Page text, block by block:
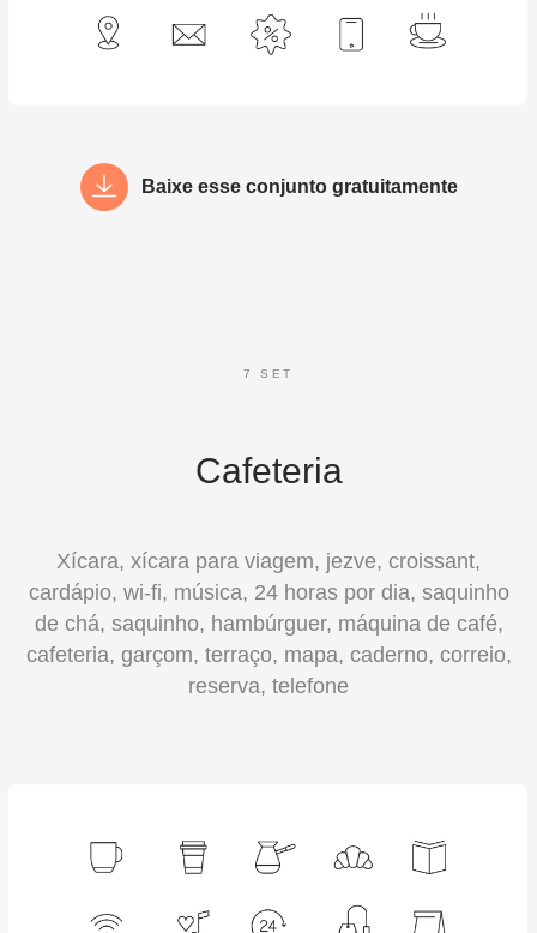
Baixe esse conjunto gratuitamente
7 SET
Cafeteria
Xícara, xícara para viagem, jezve, croissant,
cardápio, wi-fi, música, 24 horas por dia, saquinho
de chá, saquinho, hambúrguer, máquina de café,
cafeteria, garçom, terraço, mapa, caderno, correio,
reserva, telefone